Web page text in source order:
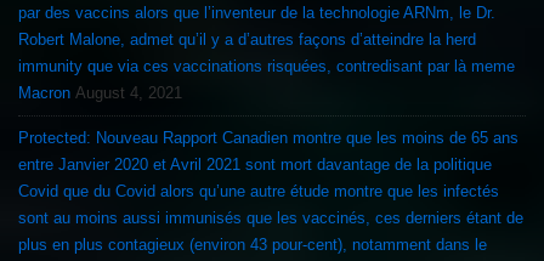
par des vaccins alors que l’inventeur de la technologie ARNm, le Dr.
Robert Malone, admet qu’il y a d’autres façons d’atteindre la herd
immunity que via ces vaccinations risquées, contredisant par là meme
Macron August 4, 2021
Protected: Nouveau Rapport Canadien montre que les moins de 65 ans
entre Janvier 2020 et Avril 2021 sont mort davantage de la politique
Covid que du Covid alors qu’une autre étude montre que les infectés
sont au moins aussi immunisés que les vaccinés, ces derniers étant de
plus en plus contagieux (environ 43 pour-cent), notamment dans le